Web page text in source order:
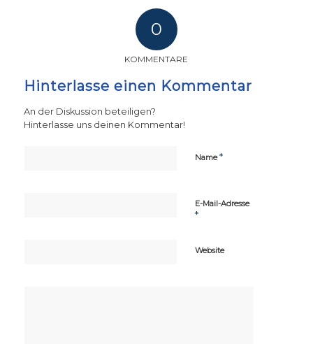
0
KOMMENTARE
Hinterlasse einen Kommentar
An der Diskussion beteiligen?
Hinterlasse uns deinen Kommentar!
Name*
E-Mail-Adresse
*
Website